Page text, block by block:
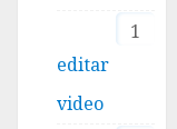
1
editar
video